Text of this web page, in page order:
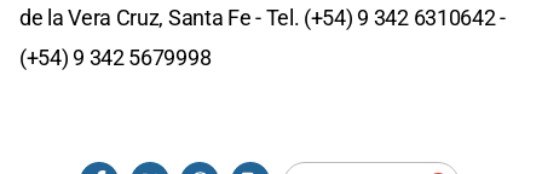
de la Vera Cruz, Santa Fe - Tel. (+54) 9 342 6310642 -
(+54) 9 342 5679998